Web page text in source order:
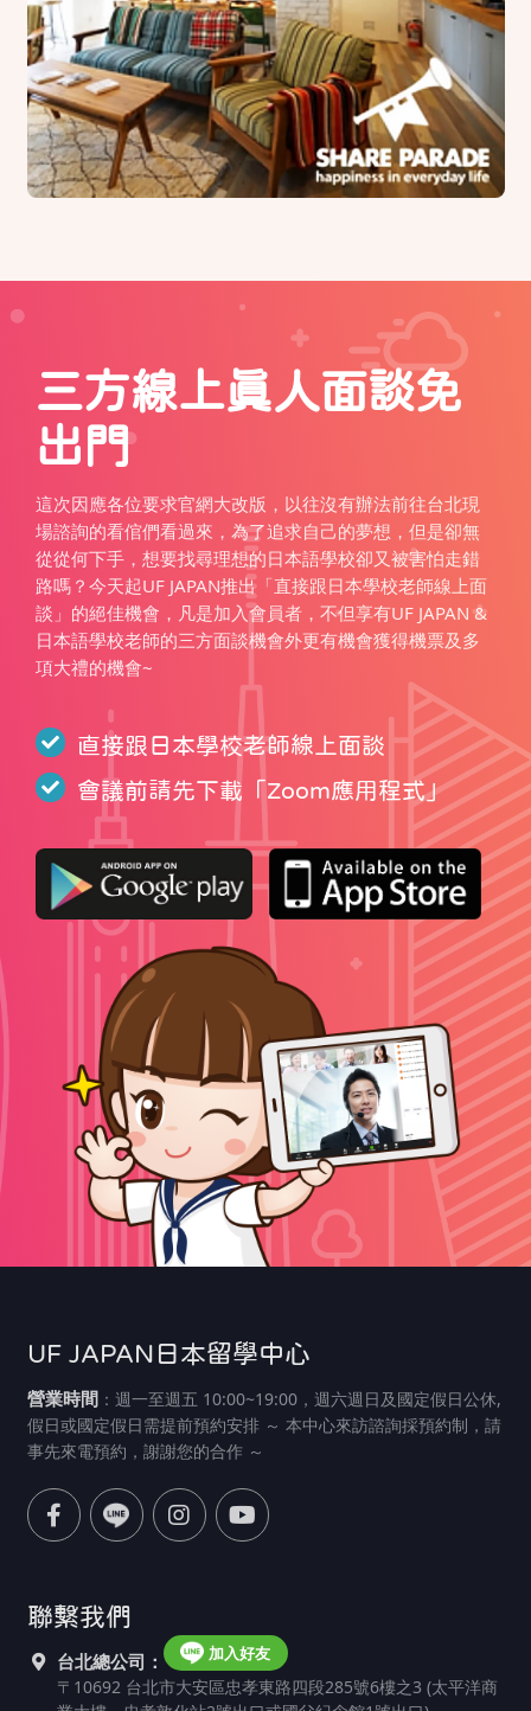
三方線上真人面談免
出門
這次因應各位要求官網大改版，以往沒有辦法前往台北現
場諮詢的看倌們看過來，為了追求自己的夢想，但是卻無
從從何下手，想要找尋理想的日本語學校卻又被害怕走錯
路嗎？今天起UF JAPAN推出「直接跟日本學校老師線上面
談」的絕佳機會，凡是加入會員者，不但享有UF JAPAN &
日本語學校老師的三方面談機會外更有機會獲得機票及多
項大禮的機會~
直接跟日本學校老師線上面談
會議前請先下載「Zoom應用程式」
UF JAPAN日本留學中心
營業時間：週一至週五 10:00~19:00，週六週日及國定假日公休,
假日或國定假日需提前預約安排 ～ 本中心來訪諮詢採預約制，請
事先來電預約，謝謝您的合作 ～
聯繫我們
台北總公司： 加入好友
〒10692 台北市大安區忠孝東路四段285號6樓之3 (太平洋商